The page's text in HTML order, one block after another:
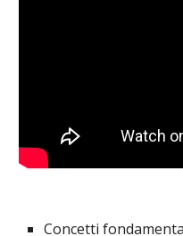
Concetti